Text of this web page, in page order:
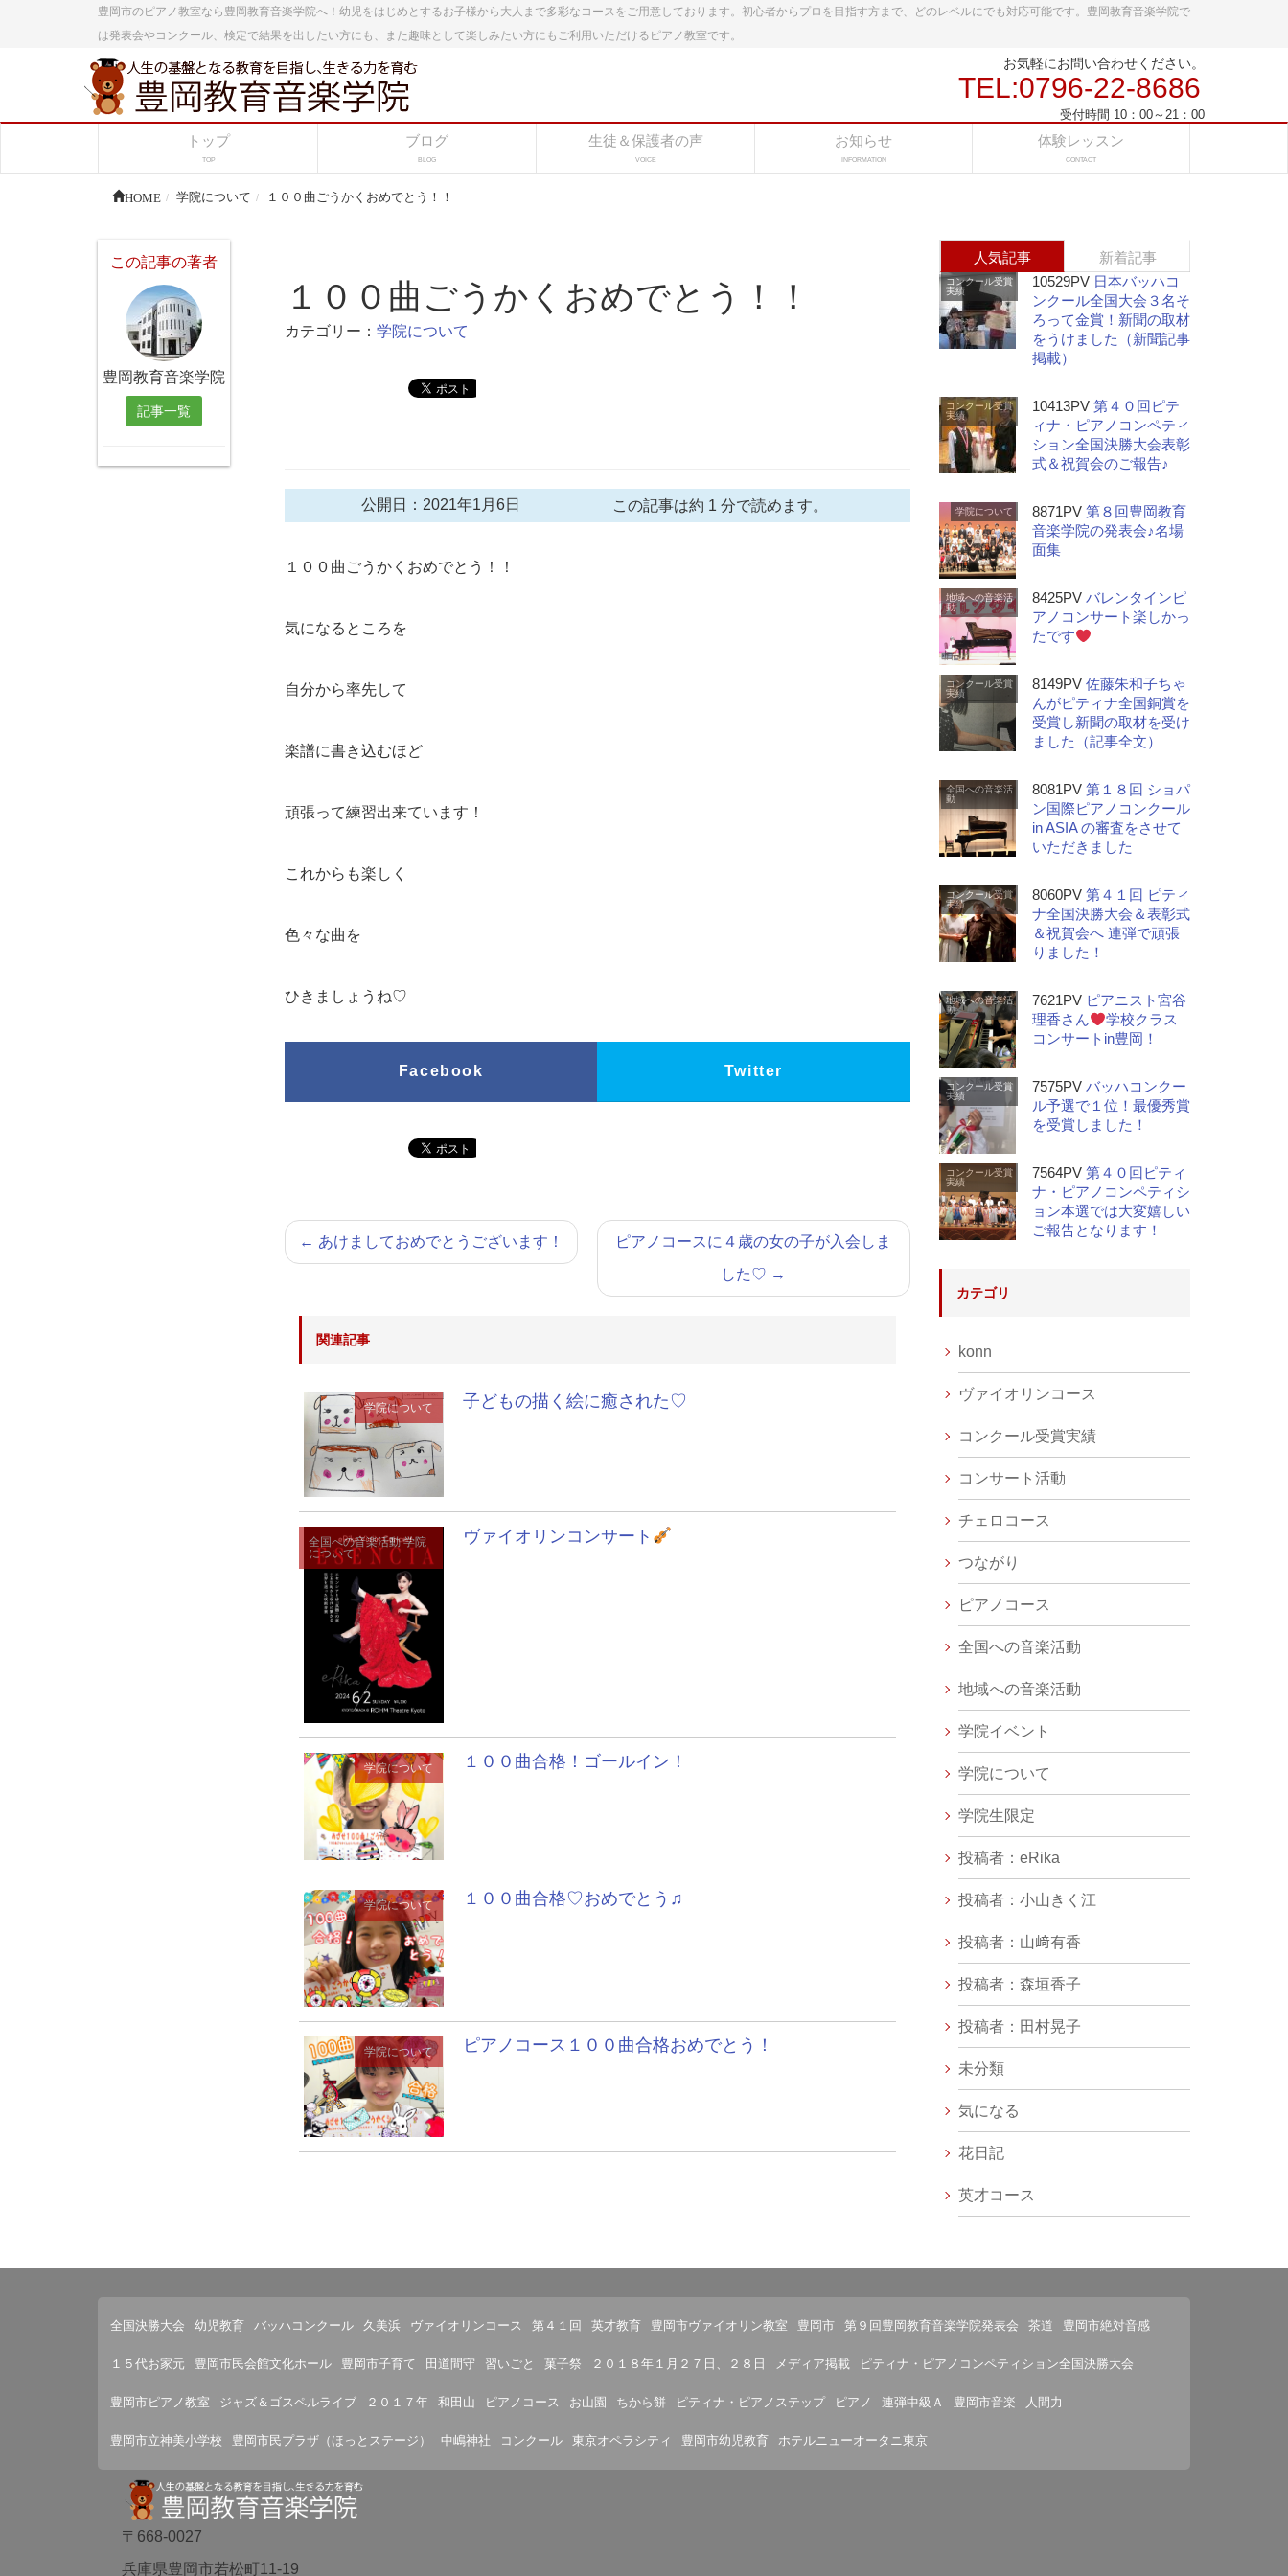
豊岡市のピアノ教室なら豊岡教育音楽学院へ！幼児をはじめとするお子様から大人まで多彩なコースをご用意しております。初心者からプロを目指す方まで、どのレベルにでも対応可能です。豊岡教育音楽学院で
は発表会やコンクール、検定で結果を出したい方にも、また趣味として楽しみたい方にもご利用いただけるピアノ教室です。
お気軽にお問い合わせください。
TEL:0796-22-8686
受付時間 10：00～21：00
トップ
TOP
ブログ
BLOG
生徒＆保護者の声
VOICE
お知らせ
INFORMATION
体験レッスン
CONTACT
HOME 学院について １００曲ごうかくおめでとう！！
１００曲ごうかくおめでとう！！
カテゴリー： 学院について
公開日：2021年1月6日 この記事は約 1 分で読めます。
１００曲ごうかくおめでとう！！
気になるところを
自分から率先して
楽譜に書き込むほど
頑張って練習出来ています！
これからも楽しく
色々な曲を
ひきましょうね♡
Facebook Twitter
← あけましておめでとうございます！
ピアノコースに４歳の女の子が入会しま
した♡ →
関連記事
学院について 子どもの描く絵に癒された♡
全国への音楽活動 学院
について
ヴァイオリンコンサート
学院について １００曲合格！ゴールイン！
学院について １００曲合格♡おめでとう♫
学院について ピアノコース１００曲合格おめでとう！
この記事の著者
豊岡教育音楽学院
記事一覧
人気記事 新着記事
コンクール受賞
実績
10529PV 日本バッハコ
ンクール全国大会３名そ
ろって金賞！新聞の取材
をうけました（新聞記事
掲載）
コンクール受賞
実績
10413PV 第４０回ピテ
ィナ・ピアノコンペティ
ション全国決勝大会表彰
式＆祝賀会のご報告♪
学院について 8871PV 第８回豊岡教育
音楽学院の発表会♪名場
面集
地域への音楽活
動
8425PV バレンタインピ
アノコンサート楽しかっ
たです
コンクール受賞
実績
8149PV 佐藤朱和子ちゃ
んがピティナ全国銅賞を
受賞し新聞の取材を受け
ました（記事全文）
全国への音楽活
動
8081PV 第１８回 ショパ
ン国際ピアノコンクール
in ASIA の審査をさせて
いただきました
コンクール受賞
実績
8060PV 第４１回 ピティ
ナ全国決勝大会＆表彰式
＆祝賀会へ 連弾で頑張
りました！
地域への音楽活
動
7621PV ピアニスト宮谷
理香さん
学校クラス
コンサートin豊岡！
コンクール受賞
実績
7575PV バッハコンクー
ル予選で１位！最優秀賞
を受賞しました！
コンクール受賞
実績
7564PV 第４０回ピティ
ナ・ピアノコンペティシ
ョン本選では大変嬉しい
ご報告となります！
カテゴリ
konn
ヴァイオリンコース
コンクール受賞実績
コンサート活動
チェロコース
つながり
ピアノコース
全国への音楽活動
地域への音楽活動
学院イベント
学院について
学院生限定
投稿者：eRika
投稿者：小山きく江
投稿者：山﨑有香
投稿者：森垣香子
投稿者：田村晃子
未分類
気になる
花日記
英才コース
全国決勝大会 幼児教育 バッハコンクール 久美浜 ヴァイオリンコース 第４１回 英才教育 豊岡市ヴァイオリン教室 豊岡市 第９回豊岡教育音楽学院発表会 茶道 豊岡市絶対音感
１５代お家元 豊岡市民会館文化ホール 豊岡市子育て 田道間守 習いごと 菓子祭 ２０１８年１月２７日、２８日 メディア掲載 ピティナ・ピアノコンペティション全国決勝大会
豊岡市ピアノ教室 ジャズ＆ゴスペルライブ ２０１７年 和田山 ピアノコース お山園 ちから餅 ピティナ・ピアノステップ ピアノ 連弾中級Ａ 豊岡市音楽 人間力
豊岡市立神美小学校 豊岡市民プラザ（ほっとステージ） 中嶋神社 コンクール 東京オペラシティ 豊岡市幼児教育 ホテルニューオータニ東京
〒668-0027
兵庫県豊岡市若松町11-19